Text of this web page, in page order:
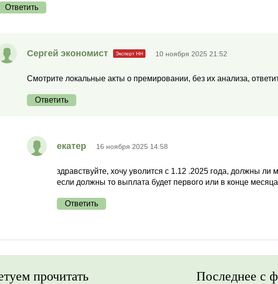
Ответить
Сергей экономист 10 ноября 2025 21:52
Смотрите локальные акты о премировании, без их анализа,
Ответить
екатер 16 ноября 2025 14:58
здравствуйте, хочу уволится с 1.12 .2025 года, должны
если должны то выплата будет первого или в конце месяца
Ответить
прочитать Последнее с